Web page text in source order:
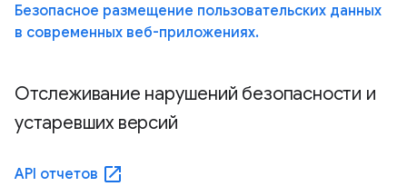
Безопасное размещение пользовательских данных
в современных веб-приложениях.
Отслеживание нарушений безопасности и
устаревших версий
API отчетов open_in_new